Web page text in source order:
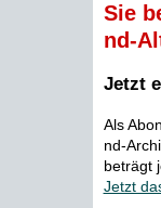
Sie
nd-
Jetzt
Als
nd-
beträgt
Jetzt